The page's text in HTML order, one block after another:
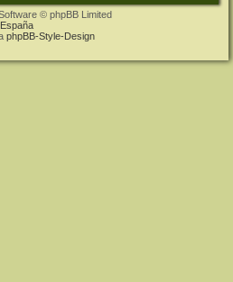
© phpBB Limited
phpBB-Style-Design